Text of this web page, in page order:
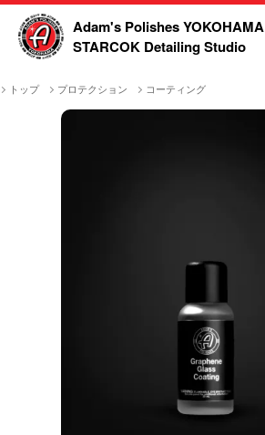
Adam's Polishes YOKOHAMA
STARCOK Detailing Studio
トップ プロテクション コーティング